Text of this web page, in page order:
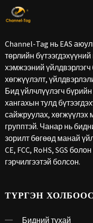
Channel-Tag нь EAS
төрлийн
хэмжээний үйлдвэрлэгч
хөгжүүлэлт,
Бид үйлчлүүлэгч
хангахын тулд
сайжруулах, хөгжүүлэх
групптэй. Чанар нь
зорилт бөгөөд манай
CE, FCC, RoHS, SGS
гэрчилгээтэй болсон.
ТҮРГЭН
Бидний тухай